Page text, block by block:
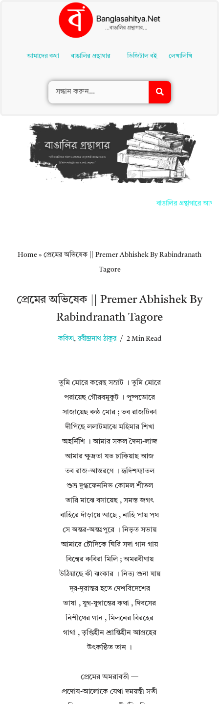
Contentআমাদের কথা বাঙালির গ্রন্থাগার ডিজিটাল বই লেখালিখি
বাঙালির গ্রন্থাগারে
Home » প্রেমের অভিষেক || Premer Abhishek By Rabindranath
Tagore
প্রেমের অভিষেক || Premer Abhishek By
Rabindranath Tagore
কবিতা, রবীন্দ্রনাথ ঠাকুর 2 Min Read
তুমি মোরে করেছ সম্রাট । তুমি মোরে
পরায়েছ গৌরবমুকুট । পুষ্পডোরে
সাজায়েছ কণ্ঠ মোর ; তব রাজটিকা
দীপিছে ললাটমাঝে মহিমার শিখা
অহর্নিশি । আমার সকল দৈন্য-লাজ
আমার ক্ষুদ্রতা যত ঢাকিয়াছ আজ
তব রাজ-আস্তরণে । হৃদিশয্যাতল
শুভ্র দুগ্ধফেননিভ কোমল শীতল
তারি মাঝে বসায়েছ , সমস্ত জগৎ
বাহিরে দাঁড়ায়ে আছে , নাহি পায় পথ
সে অন্তর-অন্তঃপুরে । নিভৃত সভায়
আমারে চৌদিকে ঘিরি সদা গান গায়
বিশ্বের কবিরা মিলি ; অমরবীণায়
উঠিয়াছে কী ঝংকার । নিত্য শুনা যায়
দূর-দূরান্তর হতে দেশবিদেশের
ভাষা , যুগ-যুগান্তের কথা , দিবসের
নিশীথের গান , মিলনের বিরহের
গাথা , তৃপ্তিহীন শ্রান্তিহীন আগ্রহের
উৎকণ্ঠিত তান ।
প্রেমের অমরাবতী —
প্রদোষ-আলোকে যেথা দময়ন্তী সতী